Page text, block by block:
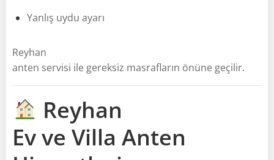
Yanlış uydu ayarı
Reyhan
anten servisi ile gereksiz masrafların önüne geçilir.
Reyhan
Ev ve Villa Anten